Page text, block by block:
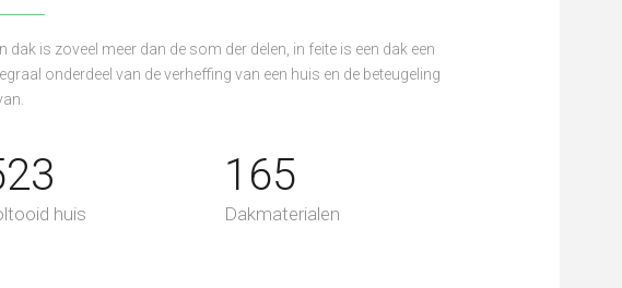
dak is zoveel meer dan de som der delen, in feite is een dak een
onderdeel van de verheffing van een huis en de beteugeling
huis
165
Dakmaterialen